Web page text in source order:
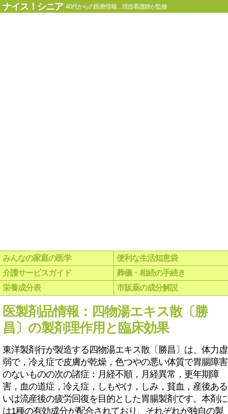
ナイス！シニア 40代からの医療情報…現役看護師が監修
みんなの家庭の医学
便利な生活知恵袋
介護サービスガイド
葬儀・相続の手続き
栄養成分表
市販薬の成分解説
医製剤品情報：四物湯エキス散〔勝
昌〕の製剤理作用と臨床効果
東洋製剤行が製造する四物湯エキス散〔勝昌〕は、体力虚
弱で，冷え症で皮膚が乾燥，色つやの悪い体質で胃腸障害
のないものの次の諸症：月経不順，月経異常，更年期障
害，血の道症，冷え症，しもやけ，しみ，貧血，産後ある
いは流産後の疲労回復を目的とした胃腸製剤です。本剤に
は1種の有効成分が配合されており、それぞれが独自の製